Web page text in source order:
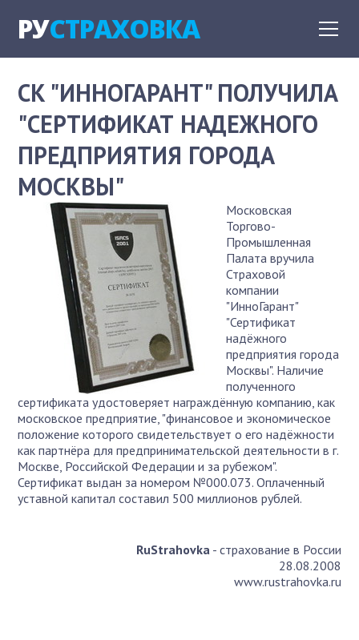
РУСТРАХОВКА
СК "ИННОГАРАНТ" ПОЛУЧИЛА
"СЕРТИФИКАТ НАДЕЖНОГО
ПРЕДПРИЯТИЯ ГОРОДА
МОСКВЫ"
Московская
Торгово-
Промышленная
Палата вручила
Страховой
компании
"ИнноГарант"
"Сертификат
надёжного
предприятия города
Москвы". Наличие
полученного
сертификата удостоверяет награждённую компанию, как
московское предприятие, "финансовое и экономическое
положение которого свидетельствует о его надёжности
как партнёра для предпринимательской деятельности в г.
Москве, Российской Федерации и за рубежом".
Сертификат выдан за номером №000.073. Оплаченный
уставной капитал составил 500 миллионов рублей.
RuStrahovka- страхование в России
28.08.2008
www.rustrahovka.ru